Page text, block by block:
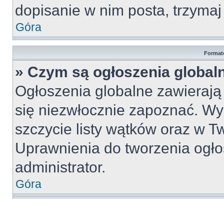
dopisanie w nim posta,
Góra
» Czym są ogłoszenia
Ogłoszenia globalne
się niezwłocznie zapoznać.
szczycie listy wątków oraz w
Uprawnienia do tworzenia
administrator.
Góra